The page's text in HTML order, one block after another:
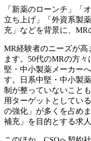
「新薬のローンチ」「
立ち上げ」「外資系製
充」などを背景に、MR
MR経験者のニーズが高
ます。50代のMRの方
堅・中小製薬メーカー
す。日系中堅・中小製
制が整っていないこと
用ターゲットとしてい
の強化」が多くを占め
補充」を目的とする求